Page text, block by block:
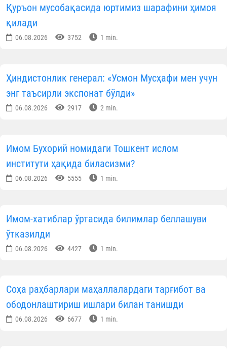
Қуръон мусобақасида юртимиз шарафини ҳимоя
қилади
06.08.2026 3752 1 min.
Ҳиндистонлик генерал: «Усмон Мусҳафи мен учун
энг таъсирли экспонат бўлди»
06.08.2026 2917 2 min.
Имом Бухорий номидаги Тошкент ислом
институти ҳақида биласизми?
06.08.2026 5555 1 min.
Имом-хатиблар ўртасида билимлар беллашуви
ўтказилди
06.08.2026 4427 1 min.
Соҳа раҳбарлари маҳаллалардаги тарғибот ва
ободонлаштириш ишлари билан танишди
06.08.2026 6677 1 min.